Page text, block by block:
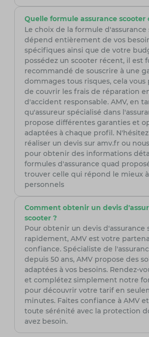
Quelle formule assurance scooter
Le choix de la formule d'assurance
dépend entièrement de vos
spécifiques ainsi que de votre
possédez un scooter récent, il est
recommandé de souscrire à une
dommages tous risques, cela
de couvrir les frais de réparation
d'accident responsable. AMV, en
qu'assureur spécialisé dans
propose différentes garanties et
adaptées à chaque profil. N'hésitez
réaliser un devis sur amv.fr ou
pour obtenir des informations
formules d'assurance quad
trouver celle qui répond le mieux
personnels
Comment obtenir un devis
scooter ?
Pour obtenir un devis d'assurance
rapidement, AMV est votre
confiance. Spécialiste de
depuis 50 ans, AMV propose des
adaptées à vos besoins. Rendez-
et complétez simplement notre
pour découvrir votre tarif en
minutes. Faites confiance à AMV
toute sérénité avec la protection
avez besoin.